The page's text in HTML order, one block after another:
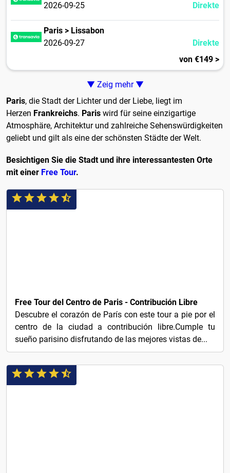
2026-09-25
Direkte
Paris > Lissabon
2026-09-27
Direkte
von €149 >
▼ Zeig mehr ▼
Paris, die Stadt der Lichter und der Liebe, liegt im
Herzen Frankreichs. Paris wird für seine einzigartige
Atmosphäre, Architektur und zahlreiche Sehenswürdigkeiten
geliebt und gilt als eine der schönsten Städte der Welt.
Besichtigen Sie die Stadt und ihre interessantesten Orte
mit einer Free Tour.
Free Tour del Centro de Paris - Contribución Libre
Descubre el corazón de París con este tour a pie por el
centro de la ciudad a contribución libre.Cumple tu
sueño parisino disfrutando de las mejores vistas de...